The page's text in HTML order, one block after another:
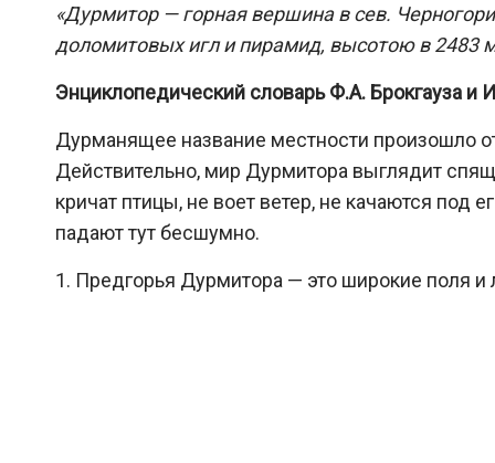
«Дурмитор — горная вершина в сев.
доломитовых игл и пирамид, высотою в 2483
Энциклопедический словарь Ф.А. Брокгауза
Дурманящее название местности произошло
Действительно, мир Дурмитора выглядит
кричат птицы, не воет ветер, не качаются
падают тут бесшумно.
1. Предгорья Дурмитора — это широкие поля